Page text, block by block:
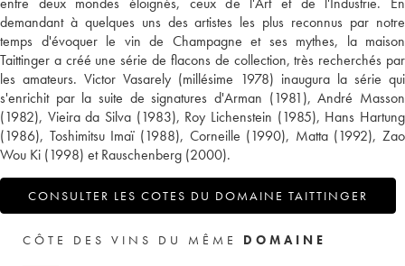
demandant à quelques uns des artistes les plus reconnus par notre
temps d'évoquer le vin de Champagne et ses mythes, la maison
Taittinger a créé une série de flacons de collection, très recherchés par
les amateurs. Victor Vasarely (millésime 1978) inaugura la série qui
s'enrichit par la suite de signatures d'Arman (1981), André Masson
(1982), Vieira da Silva (1983), Roy Lichenstein (1985), Hans Hartung
(1986), Toshimitsu Imaï (1988), Corneille (1990), Matta (1992), Zao
Wou Ki (1998) et Rauschenberg (2000).
CONSULTER LES COTES DU DOMAINE TAITTINGER
CÔTE DES VINS DU MÊME DOMAINE